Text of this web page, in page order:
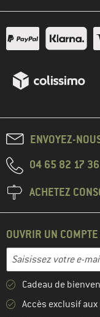
ENVOYEZ-
04 65 82 17 36
ACHETEZ
OUVRIR UN
Adresse e-mail
Entrez votre adresse
Cadeau de
Accès exclusif aux